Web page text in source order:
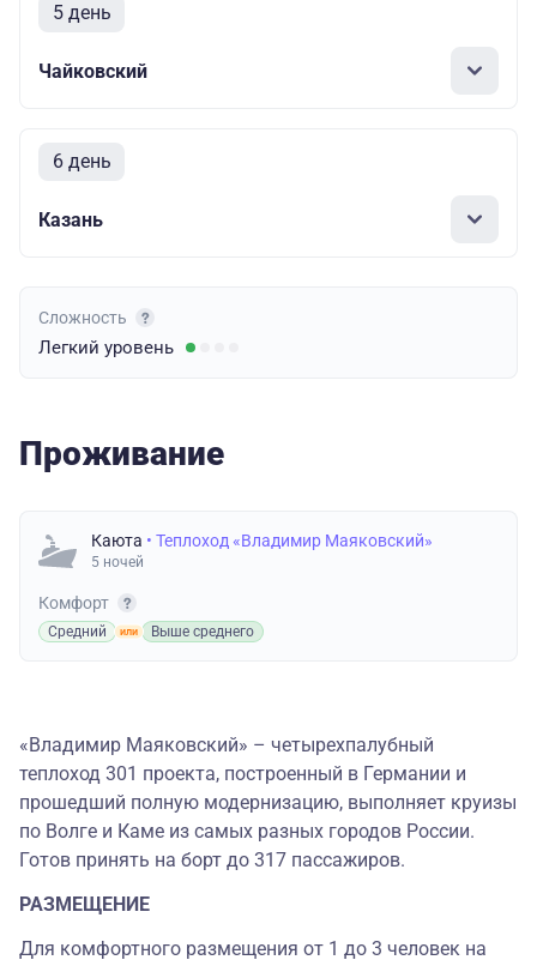
5 день
Чайковский
6 день
Казань
Сложность
Легкий уровень
Проживание
Каюта • Теплоход «Владимир Маяковский»
5 ночей
Комфорт
Средний Выше среднего
«Владимир Маяковский» – четырехпалубный
теплоход 301 проекта, построенный в Германии и
прошедший полную модернизацию, выполняет круизы
по Волге и Каме из самых разных городов России.
Готов принять на борт до 317 пассажиров.
РАЗМЕЩЕНИЕ
Для комфортного размещения от 1 до 3 человек на